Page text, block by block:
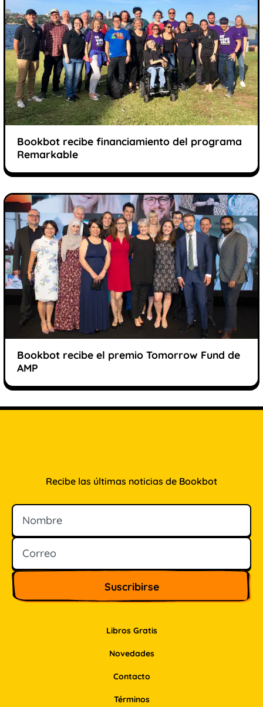
Bookbot recibe financiamiento del programa
Remarkable
Bookbot recibe el premio Tomorrow Fund de
AMP
Libros Gratis
Novedades
Contacto
Recibe las últimas noticias de Bookbot
Nombre
Correo
Términos